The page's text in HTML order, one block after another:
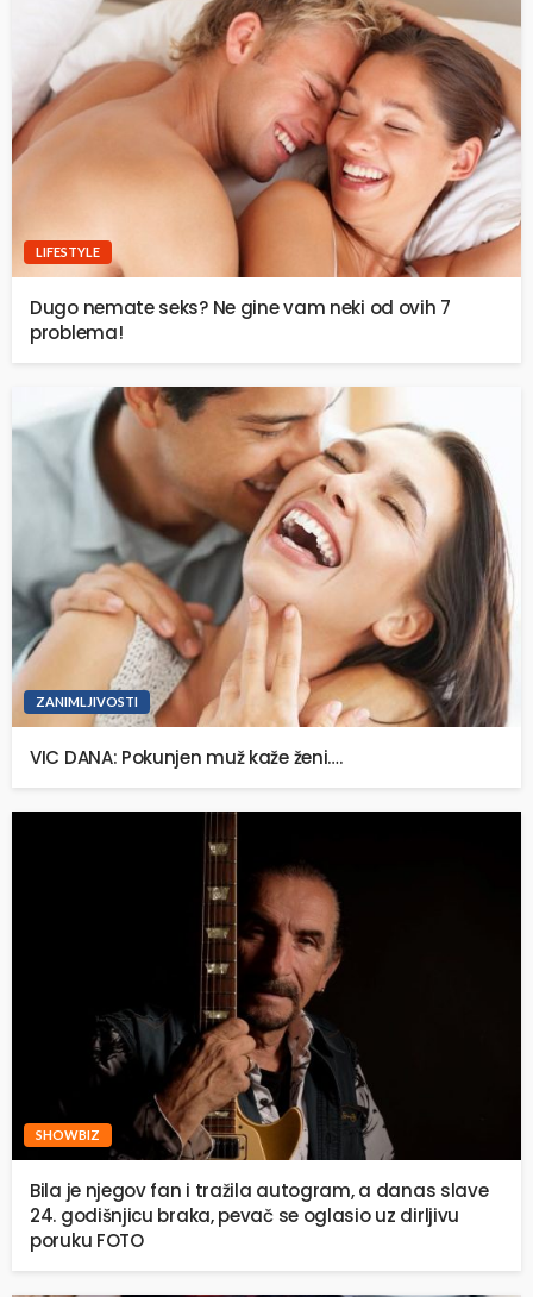
LIFESTYLE
Dugo nemate seks? Ne gine vam neki od ovih 7
problema!
ZANIMLJIVOSTI
VIC DANA: Pokunjen muž kaže ženi….
SHOWBIZ
Bila je njegov fan i tražila autogram, a danas slave
24. godišnjicu braka, pevač se oglasio uz dirljivu
poruku FOTO